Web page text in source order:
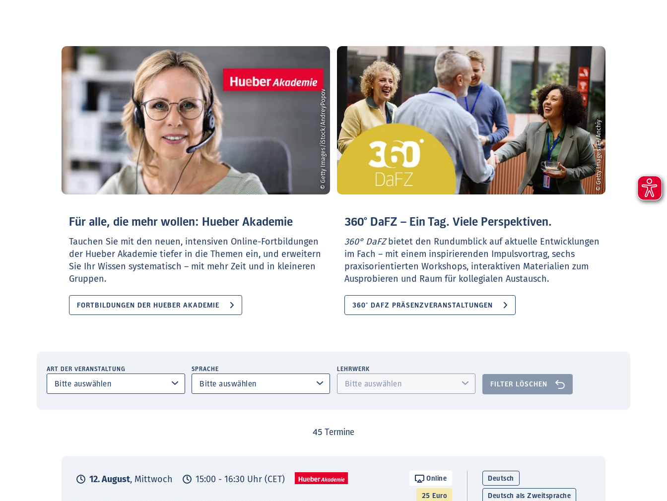
© Getty Images/iStock/AndreyPopov
Für alle, die mehr wollen: Hueber Akademie
Tauchen Sie mit den neuen, intensiven Online-Fortbildungen
der Hueber Akademie tiefer in die Themen ein, und erweitern
Sie Ihr Wissen systematisch – mit mehr Zeit und in kleineren
Gruppen.
FORTBILDUNGEN DER HUEBER AKADEMIE
© Getty Images/E+/Anchiy
360° DaFZ – Ein Tag. Viele Perspektiven.
360° DaFZbietet den Rundumblick auf aktuelle Entwicklungen
im Fach – mit einem inspirierenden Impulsvortrag, sechs
praxisorientierten Workshops, interaktiven Materialien zum
Ausprobieren und Raum für kollegialen Austausch.
360° DAFZ PRÄSENZVERANSTALTUNGEN
ART DER VERANSTALTUNG SPRACHE LEHRWERK
FILTER LÖSCHEN
45 Termine
12. August, Mittwoch 15:00 - 16:30 Uhr (CET) Online
25 Euro
Deutsch
Deutsch als Zweitsprache